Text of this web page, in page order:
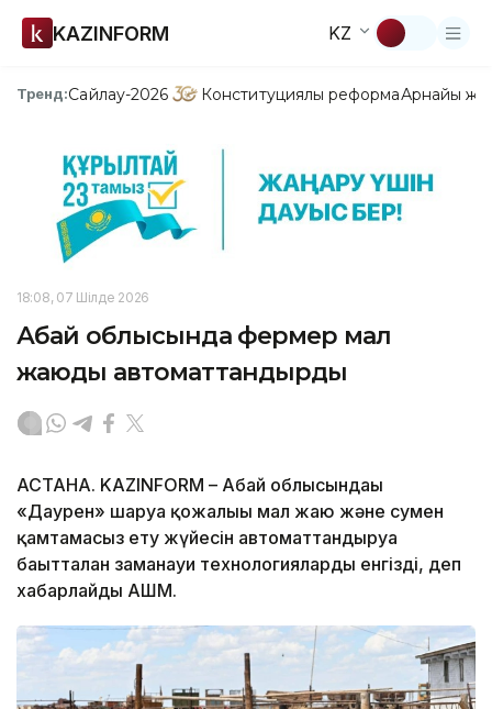
KAZINFORM KZ
Тренд:Сайлау-2026 Конституциялық реформаАрнайы
18:08, 07 Шілде 2026
Абай облысында фермер мал
жаюды автоматтандырды
АСТАНА. KAZINFORM – Абай облысындағы
«Даурен» шаруа қожалығы мал жаю және сумен
қамтамасыз ету жүйесін автоматтандыруға
бағытталған заманауи технологияларды енгізді, деп
хабарлайды АШМ.